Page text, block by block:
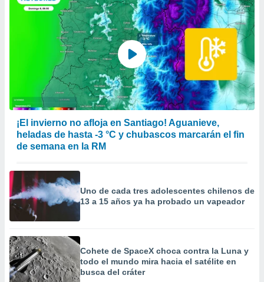
¡El invierno no afloja en Santiago! Aguanieve,
heladas de hasta -3 °C y chubascos marcarán el fin
de semana en la RM
Uno de cada tres adolescentes chilenos de
13 a 15 años ya ha probado un vapeador
Cohete de SpaceX choca contra la Luna y
todo el mundo mira hacia el satélite en
busca del cráter